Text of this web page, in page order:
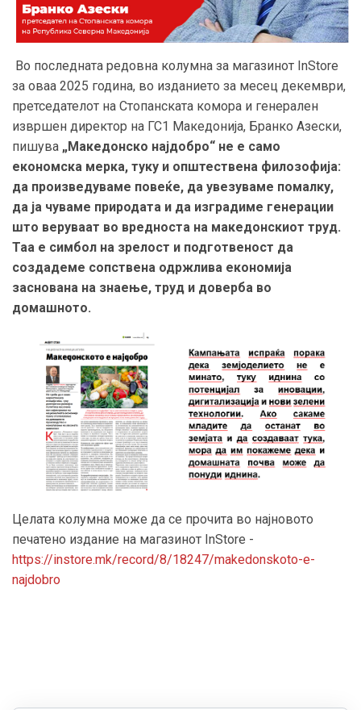
Во последната редовна колумна за магазинот InStore
за оваа 2025 година, во изданието за месец декември,
претседателот на Стопанската комора и генерален
извршен директор на ГС1 Македонија, Бранко Азески,
пишува „Македонско најдобро“ не е само
економска мерка, туку и општествена филозофија:
да произведуваме повеќе, да увезуваме помалку,
да ја чуваме природата и да изградиме генерации
што веруваат во вредноста на македонскиот труд.
Таа е симбол на зрелост и подготвеност да
создадеме сопствена одржлива економија
заснована на знаење, труд и доверба во
домашното.
Целата колумна може да се прочита во најновото
печатено издание на магазинот InStore -
https://instore.mk/record/8/18247/makedonskoto-e-
najdobro